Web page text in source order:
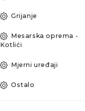
Grijanje
Mesarska oprema -
Kotlići
Mjerni uređaji
Ostalo